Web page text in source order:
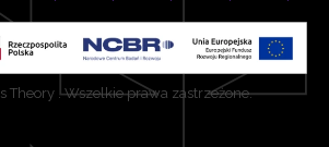
Theory . Wszelkie prawa zastrzeżone.